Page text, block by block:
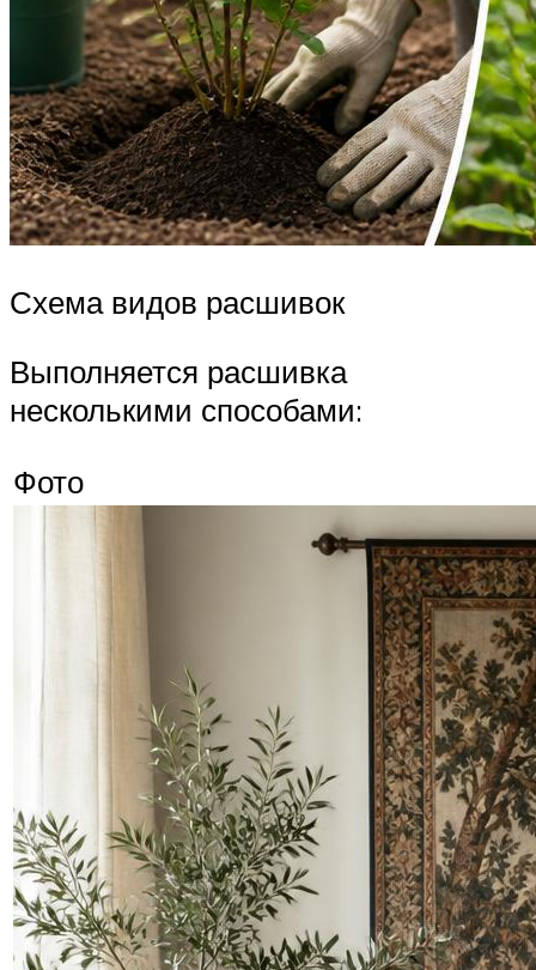
Схема видов расшивок
Выполняется расшивка
несколькими способами:
Фото